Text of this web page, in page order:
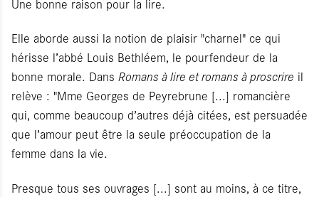
Elle aborde aussi la notion de plaisir "charnel" ce qui
hérisse l’abbé Louis Bethléem, le pourfendeur de la
bonne morale. Dans Romans à lire et romans à proscrire il
relève : "Mme Georges de Peyrebrune [...] romancière
qui, comme beaucoup d’autres déjà citées, est persuadée
que l’amour peut être la seule préoccupation de la
femme dans la vie.
Presque tous ses ouvrages [...] sont au moins, à ce titre,